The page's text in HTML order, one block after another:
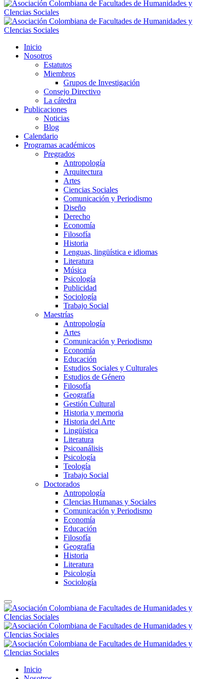
Inicio
Nosotros
Estatutos
Miembros
Grupos de Investigación
Consejo Directivo
La cátedra
Publicaciones
Noticias
Blog
Calendario
Programas académicos
Pregrados
Antropología
Arquitectura
Artes
Ciencias Sociales
Comunicación y Periodismo
Diseño
Derecho
Economía
Filosofía
Historia
Lenguas, lingüística e idiomas
Literatura
Música
Psicología
Publicidad
Sociología
Trabajo Social
Maestrías
Antropología
Artes
Comunicación y Periodismo
Economía
Educación
Estudios Sociales y Culturales
Estudios de Género
Filosofía
Geografía
Gestión Cultural
Historia y memoria
Historia del Arte
Lingüística
Literatura
Psicoanálisis
Psicología
Teología
Trabajo Social
Doctorados
Antropología
CIencias Humanas y Sociales
Comunicación y Periodismo
Economía
Educación
Filosofía
Geografía
Historia
Literatura
Psicología
Sociología
Inicio